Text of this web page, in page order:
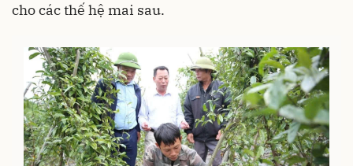
cho các thế hệ mai sau.